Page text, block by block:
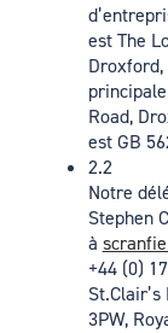
est The
Droxford,
Road,
est GB
2.2
Notre
Stephen
à
+44 (0)
3PW,